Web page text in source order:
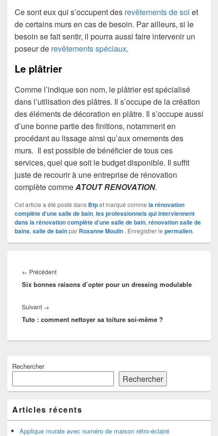
Ce sont eux qui s’occupent des revêtements de sol et
de certains murs en cas de besoin. Par ailleurs, si le
besoin se fait sentir, il pourra aussi faire intervenir un
poseur de revêtements spéciaux.
Le plâtrier
Comme l’indique son nom, le plâtrier est spécialisé
dans l’utilisation des plâtres. Il s’occupe de la création
des éléments de décoration en plâtre. Il s’occupe aussi
d’une bonne partie des finitions, notamment en
procédant au lissage ainsi qu’aux ornements des
murs. Il est possible de bénéficier de tous ces
services, quel que soit le budget disponible. Il suffit
juste de recourir à une entreprise de rénovation
complète commeATOUT RENOVATION.
Cet article a été posté dans Btpet marqué comme la rénovation
complète d’une salle de bain, les professionnels qui interviennent
dans la rénovation complète d’une salle de bain, rénovation salle de
bains, salle de bainpar Roxanne Moulin . Enregistrer le permalien.
de
l’article
← PrécédentArticle
précédent :
Six bonnes raisons d’opter pour un dressing modulable
Suivant →
suivant :
Tuto : comment nettoyer sa toiture soi-même ?
principale
widget
pour
barre
latérale
Rechercher
Rechercher
Articles récents
Applique murale avec numéro de maison rétro-éclairé